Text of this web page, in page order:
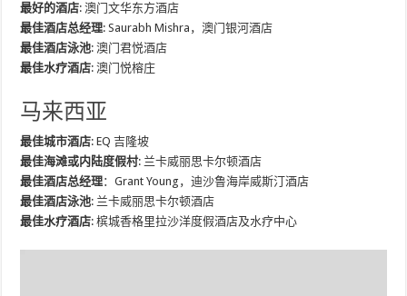
最好的酒店: 澳门文华东方酒店
最佳酒店总经理: Saurabh Mishra，澳门银河酒店
最佳酒店泳池: 澳门君悦酒店
最佳水疗酒店: 澳门悦榕庄
马来西亚
最佳城市酒店: EQ 吉隆坡
最佳海滩或内陆度假村: 兰卡威丽思卡尔顿酒店
最佳酒店总经理：Grant Young，迪沙鲁海岸威斯汀酒店
最佳酒店泳池: 兰卡威丽思卡尔顿酒店
最佳水疗酒店: 槟城香格里拉沙洋度假酒店及水疗中心